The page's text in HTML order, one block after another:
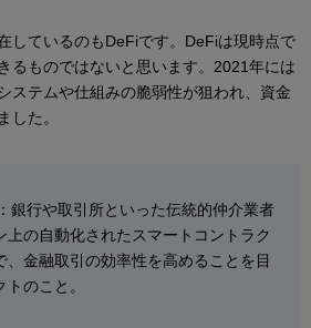
しているのもDeFiです。DeFiは現時点で
るものではないと思います。2021年には
ステムや仕組みの脆弱性が狙われ、資金
した。
：銀行や取引所といった伝統的仲介業者
上の自動化されたスマートコントラク
、金融取引の効率性を高めることを目
のこと。